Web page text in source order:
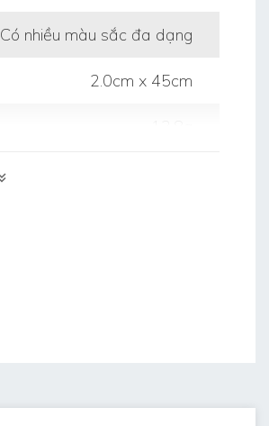
Có nhiều màu sắc đa dạng
2.0cm x 45cm